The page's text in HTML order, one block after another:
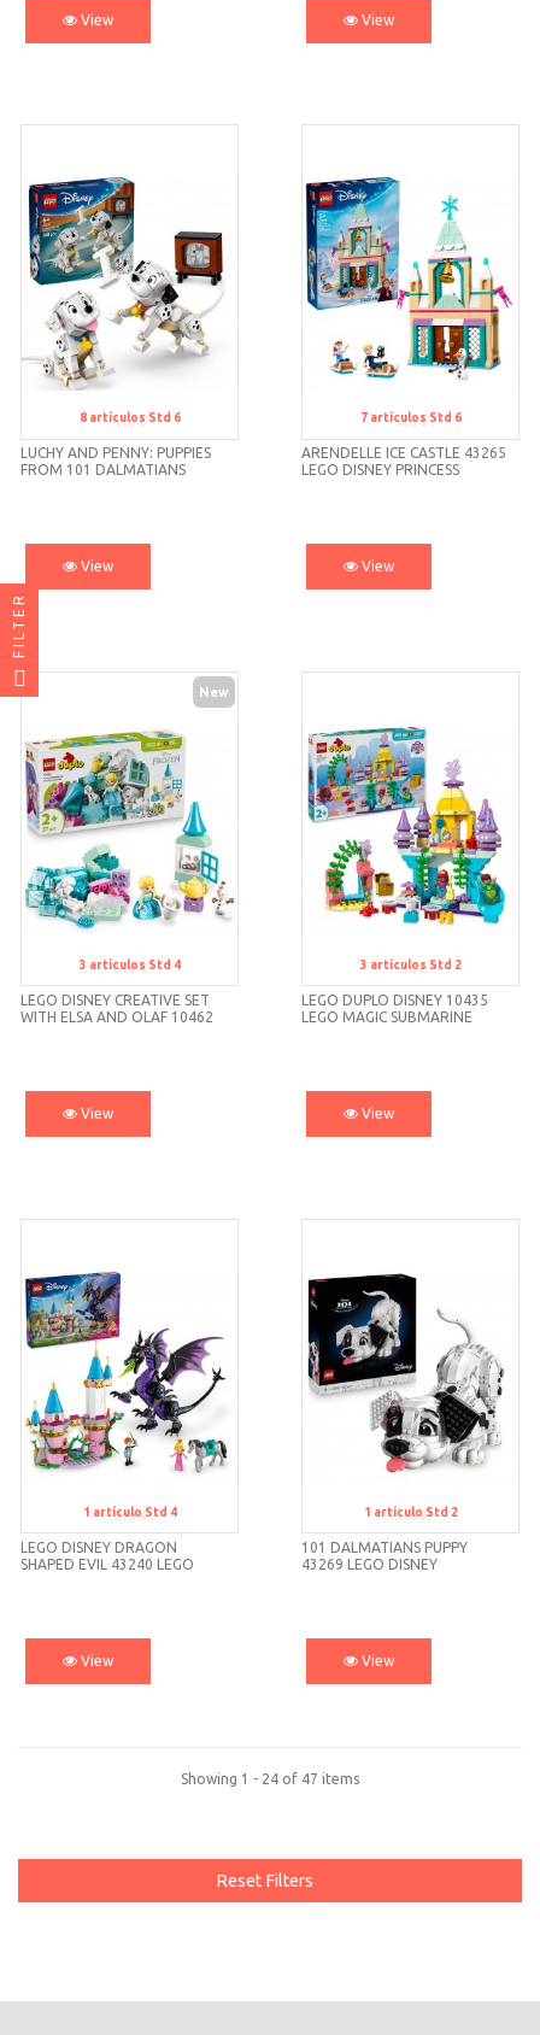
View View
Std 6
LUCHY AND PENNY: PUPPIES
FROM 101 DALMATIANS
8 artículos Std 6
View
Std 6
ARENDELLE ICE CASTLE 43265
LEGO DISNEY PRINCESS
7 artículos Std 6
View
New
Std 4
LEGO DISNEY CREATIVE SET
WITH ELSA AND OLAF 10462
3 artículos Std 4
View
Std 2
LEGO DUPLO DISNEY 10435
LEGO MAGIC SUBMARINE
3 artículos Std 2
View
Std 4
LEGO DISNEY DRAGON
SHAPED EVIL 43240 LEGO
1 artículoStd 4
View
Std 2
101 DALMATIANS PUPPY
43269 LEGO DISNEY
1 artículoStd 2
View
Showing 1 - 24 of 47 items
Reset Filters
FILTER